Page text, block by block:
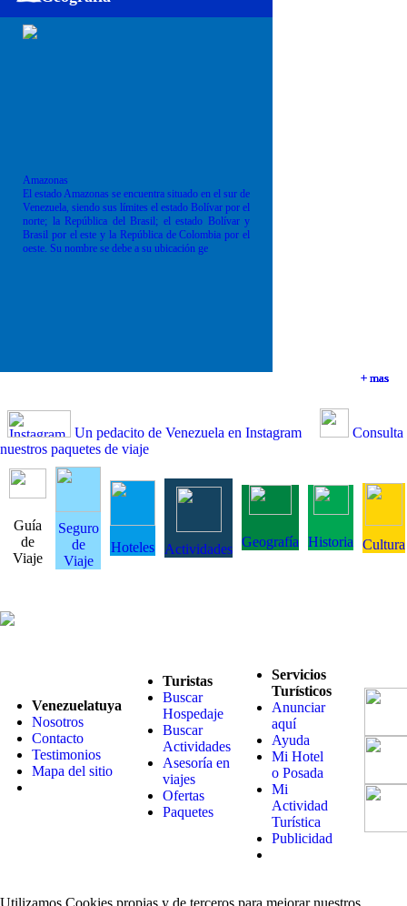
+ mas
+ mas
+ mas
Amazonas
El estado Amazonas se encuentra situado en el sur de
Venezuela, siendo sus límites el estado Bolívar por el
norte; la República del Brasil; el estado Bolívar y
Brasil por el este y la República de Colombia por el
oeste. Su nombre se debe a su ubicación ge
+ mas
Un pedacito de Venezuela en Instagram
Consulta
nuestros paquetes de viaje
Guía
de
Viaje
Seguro
de
Viaje
Hoteles Actividades Geografía Historia Cultura
Venezuelatuya
Nosotros
Contacto
Testimonios
Mapa del sitio
Turistas
Buscar
Hospedaje
Buscar
Actividades
Asesoría en
viajes
Ofertas
Paquetes
Servicios
Turísticos
Anunciar
aquí
Ayuda
Mi Hotel
o Posada
Mi
Actividad
Turística
Publicidad
Utilizamos Cookies propias y de terceros para mejorar nuestros